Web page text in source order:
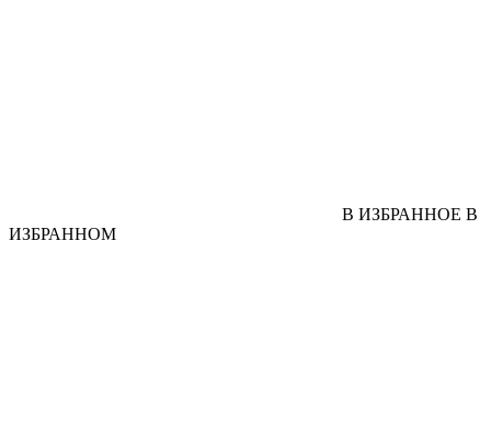
В ИЗБРАННОЕ В
ИЗБРАННОМ